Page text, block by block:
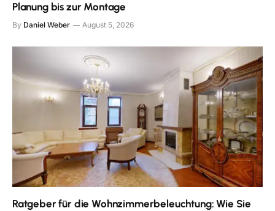
Planung bis zur Montage
By Daniel Weber August 5, 2026
Ratgeber für die Wohnzimmerbeleuchtung: Wie Sie